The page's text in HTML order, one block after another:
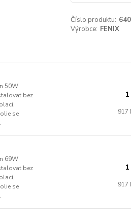
Číslo produktu: 640
Výrobce: FENIX
50W
bez
se
917
69W
bez
se
917